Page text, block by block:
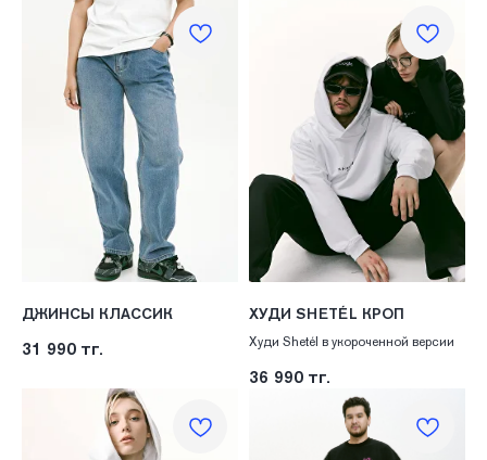
ДЖИНСЫ КЛАССИК
31 990 тг.
ХУДИ SHETÉL КРОП
Худи Shetél в укороченной версии
36 990 тг.